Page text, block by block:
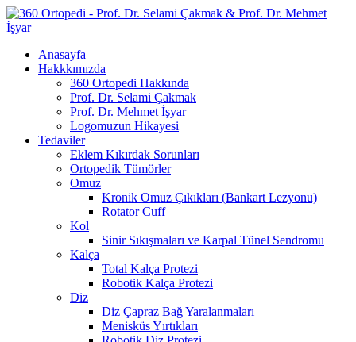
Anasayfa
Hakkkımızda
360 Ortopedi Hakkında
Prof. Dr. Selami Çakmak
Prof. Dr. Mehmet İşyar
Logomuzun Hikayesi
Tedaviler
Eklem Kıkırdak Sorunları
Ortopedik Tümörler
Omuz
Kronik Omuz Çıkıkları (Bankart Lezyonu)
Rotator Cuff
Kol
Sinir Sıkışmaları ve Karpal Tünel Sendromu
Kalça
Total Kalça Protezi
Robotik Kalça Protezi
Diz
Diz Çapraz Bağ Yaralanmaları
Menisküs Yırtıkları